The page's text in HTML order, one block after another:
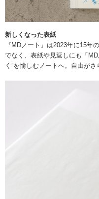
新しくなった表紙
『MDノート』は2023年に15年
でなく、表紙や見返しにも「
く”を愉しむノートへ。自由がさ